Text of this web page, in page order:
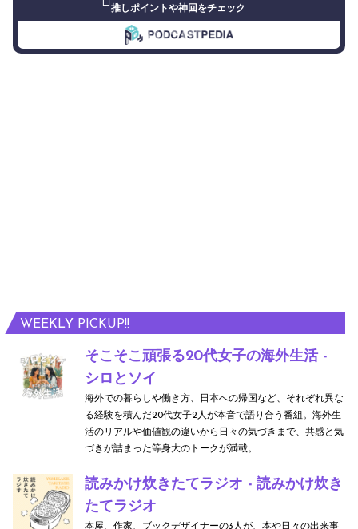
WEEKLY PICKUP!!
そこそこ頑張る20代女子の海外生活 -
シロとソイ
海外での暮らしや働き方、日本への帰国など、それぞれ異な
る経験を積んだ20代女子2人が本音で語り合う番組。海外生
活のリアルや価値観の違いから日々の気づきまで、共感と気
づきが詰まった等身大のトークが満載。
読みかけ炊きたてラジオ - 読みかけ炊き
たてラジオ
本屋、作家、ブックデザイナーの3人が、本や日々の出来事
推しポイントや神回をチェック